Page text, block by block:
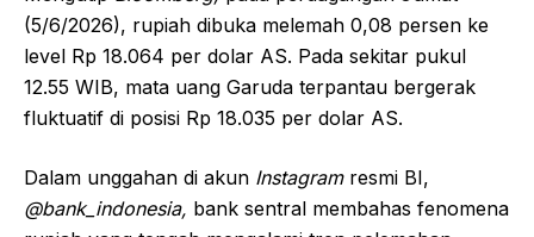
(5/6/2026), rupiah dibuka melemah 0,08 persen ke
level Rp 18.064 per dolar AS. Pada sekitar pukul
12.55 WIB, mata uang Garuda terpantau bergerak
fluktuatif di posisi Rp 18.035 per dolar AS.
Dalam unggahan di akun Instagramresmi BI,
@bank_indonesia, bank sentral membahas fenomena